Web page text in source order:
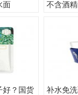
面
不含酒
好？国货
补水免